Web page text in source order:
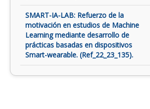
SMART-IA-LAB: Refuerzo de la
motivación en estudios de Machine
Learning mediante desarrollo de
prácticas basadas en dispositivos
Smart-wearable. (Ref_22_23_135).